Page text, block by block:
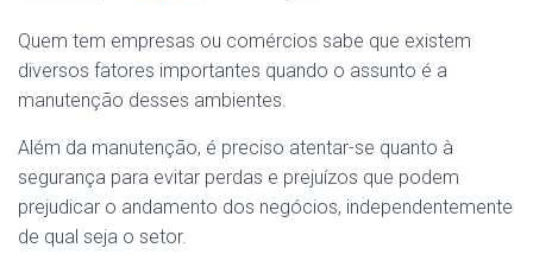
Quem tem empresas ou comércios sabe que existem
diversos fatores importantes quando o assunto é a
manutenção desses ambientes.
Além da manutenção, é preciso atentar-se quanto à
segurança para evitar perdas e prejuízos que podem
prejudicar o andamento dos negócios, independentemente
de qual seja o setor.